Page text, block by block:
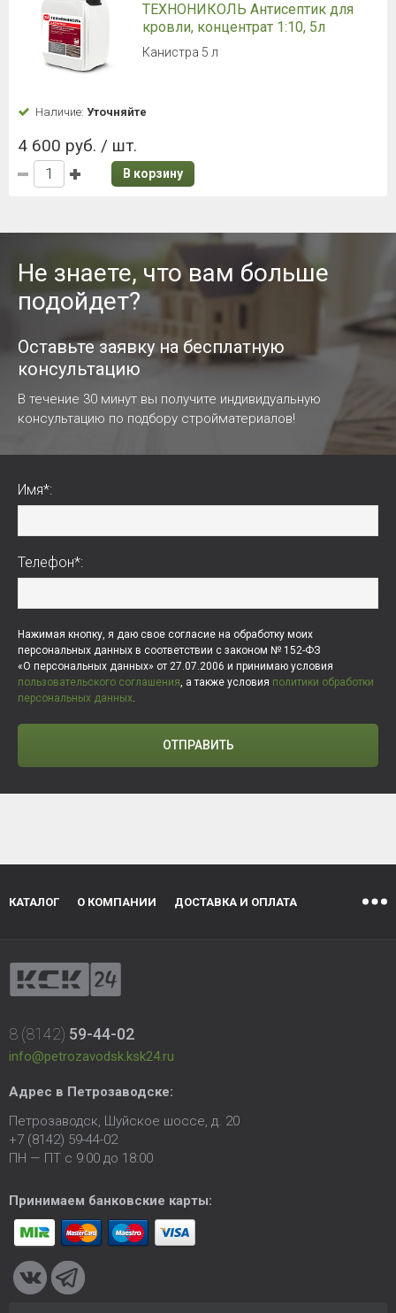
ТЕХНОНИКОЛЬ Антисептик для
кровли, концентрат 1:10, 5л
Канистра 5 л
Наличие: Уточняйте
4 600 руб. / шт.
В корзину
Не знаете, что вам больше
подойдет?
Оставьте заявку на бесплатную
консультацию
В течение 30 минут вы получите индивидуальную
консультацию по подбору стройматериалов!
Имя*:
Телефон*:
Нажимая кнопку, я даю свое согласие на обработку моих
персональных данных в соответствии с законом № 152-ФЗ
«О персональных данных» от 27.07.2006 и принимаю условия
пользовательского соглашения, а также условия политики обработки
персональных данных.
ОТПРАВИТЬ
КАТАЛОГ О КОМПАНИИ ДОСТАВКА И ОПЛАТА
8 (8142) 59-44-02
info@petrozavodsk.ksk24.ru
Адрес в Петрозаводске:
Петрозаводск, Шуйское шоссе, д. 20
+7 (8142) 59-44-02
ПН — ПТ с 9:00 до 18:00
Принимаем банковские карты: